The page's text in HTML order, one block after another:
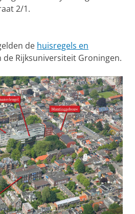
2/1.
de huisregels en
de Rijksuniversiteit Groningen.